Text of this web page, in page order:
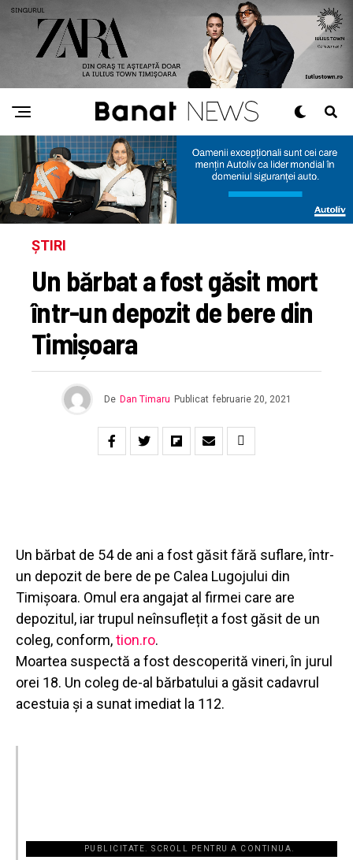
ȘTIRI
Un bărbat a fost găsit mort
într-un depozit de bere din
Timișoara
De Dan Timaru Publicat februarie 20, 2021
Un bărbat de 54 de ani a fost găsit fără suflare, într-
un depozit de bere de pe Calea Lugojului din
Timișoara. Omul era angajat al firmei care are
depozitul, iar trupul neînsuflețit a fost găsit de un
coleg, conform,tion.ro.
Moartea suspectă a fost descoperită vineri, în jurul
orei 18. Un coleg de-al bărbatului a găsit cadavrul
acestuia și a sunat imediat la 112.
PUBLICITATE. SCROLL PENTRU A CONTINUA.